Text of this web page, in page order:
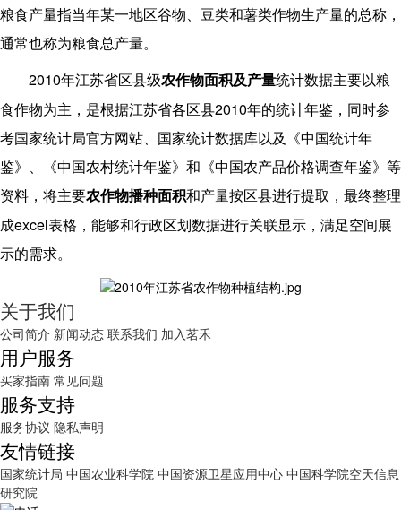
粮食产量指当年某一地区谷物、豆类和薯类作物生产量的总称，
通常也称为粮食总产量。
2010年江苏省区县级农作物面积及产量统计数据主要以粮
食作物为主，是根据江苏省各区县2010年的统计年鉴，同时参
考国家统计局官方网站、国家统计数据库以及《中国统计年
鉴》、《中国农村统计年鉴》和《中国农产品价格调查年鉴》等
资料，将主要农作物播种面积和产量按区县进行提取，最终整理
成excel表格，能够和行政区划数据进行关联显示，满足空间展
示的需求。
关于我们
公司简介 新闻动态 联系我们 加入茗禾
用户服务
买家指南 常见问题
服务支持
服务协议 隐私声明
友情链接
国家统计局 中国农业科学院 中国资源卫星应用中心 中国科学院空天信息
研究院